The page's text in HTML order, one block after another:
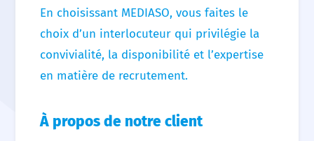
En choisissant MEDIASO, vous faites le
choix d’un interlocuteur qui privilégie la
convivialité, la disponibilité et l’expertise
en matière de recrutement.
À propos de notre client